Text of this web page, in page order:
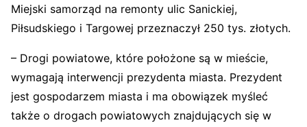
Miejski samorząd na remonty ulic Sanickiej,
Piłsudskiego i Targowej przeznaczył 250 tys. złotych.
– Drogi powiatowe, które położone są w mieście,
wymagają interwencji prezydenta miasta. Prezydent
jest gospodarzem miasta i ma obowiązek myśleć
także o drogach powiatowych znajdujących się w